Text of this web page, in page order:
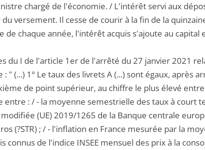
chargé de l'économie. / L'intérêt servi aux
versement. Il cesse de courir à la fin de la
de chaque année, l'intérêt acquis s'ajoute au
du I de l'article 1er de l'arrêté du 27 janvier 2021
" (...) 1° Le taux des livrets A (...) sont égaux, après
de point supérieur, au chiffre le plus élevé
: / - la moyenne semestrielle des taux à court
(UE) 2019/1265 de la Banque centrale
(?STR) ; / - l'inflation en France mesurée par la
connus de l'indice INSEE mensuel des prix à la